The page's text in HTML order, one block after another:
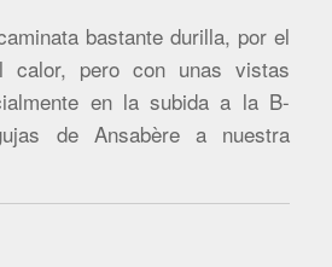
bastante durilla, por el
calor, pero con unas vistas
en la subida a la B-
de Ansabère a nuestra